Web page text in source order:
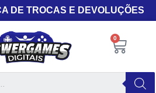
DE TROCAS E DEVOLUÇÕES
0